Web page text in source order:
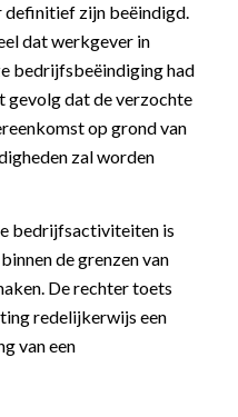
zijn beëindigd.
dat werkgever in
bedrijfsbeëindiging had
gevolg dat de verzochte
op grond van
zal worden
bedrijfsactiviteiten is
de grenzen van
De rechter toets
redelijkerwijs een
van een